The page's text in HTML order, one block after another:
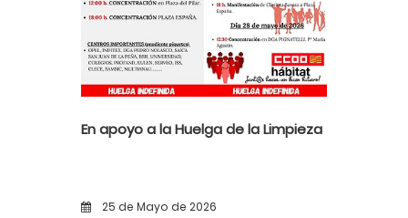
En apoyo a la Huelga de la Limpieza
25 de Mayo de 2026